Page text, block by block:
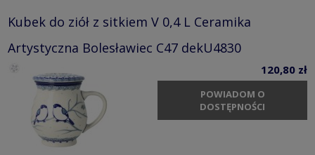
Kubek do ziół z sitkiem V 0,4 L Ceramika
Artystyczna Bolesławiec C47 dekU4830
120,80 zł
POWIADOM O
DOSTĘPNOŚCI